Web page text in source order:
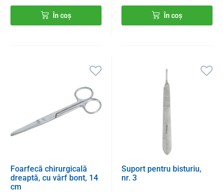
În coș În coș
Foarfecă chirurgicală
dreaptă, cu vârf bont, 14
cm
Suport pentru bisturiu,
nr. 3